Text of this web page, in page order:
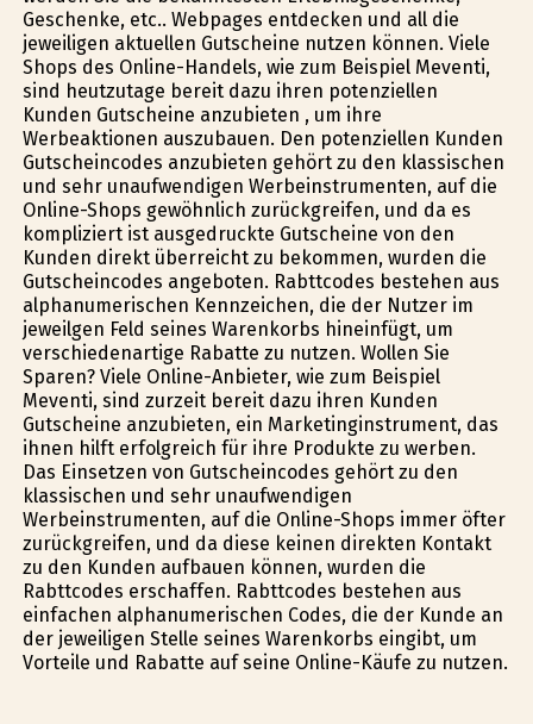
Geschenke, etc.. Webpages entdecken und all die
jeweiligen aktuellen Gutscheine nutzen können. Viele
Shops des Online-Handels, wie zum Beispiel Meventi,
sind heutzutage bereit dazu ihren potenziellen
Kunden Gutscheine anzubieten , um ihre
Werbeaktionen auszubauen. Den potenziellen Kunden
Gutscheincodes anzubieten gehört zu den klassischen
und sehr unaufwendigen Werbeinstrumenten, auf die
Online-Shops gewöhnlich zurückgreifen, und da es
kompliziert ist ausgedruckte Gutscheine von den
Kunden direkt überreicht zu bekommen, wurden die
Gutscheincodes angeboten. Rabttcodes bestehen aus
alphanumerischen Kennzeichen, die der Nutzer im
jeweilgen Feld seines Warenkorbs hineinfügt, um
verschiedenartige Rabatte zu nutzen. Wollen Sie
Sparen? Viele Online-Anbieter, wie zum Beispiel
Meventi, sind zurzeit bereit dazu ihren Kunden
Gutscheine anzubieten, ein Marketinginstrument, das
ihnen hilft erfolgreich für ihre Produkte zu werben.
Das Einsetzen von Gutscheincodes gehört zu den
klassischen und sehr unaufwendigen
Werbeinstrumenten, auf die Online-Shops immer öfter
zurückgreifen, und da diese keinen direkten Kontakt
zu den Kunden aufbauen können, wurden die
Rabttcodes erschaffen. Rabttcodes bestehen aus
einfachen alphanumerischen Codes, die der Kunde an
der jeweiligen Stelle seines Warenkorbs eingibt, um
Vorteile und Rabatte auf seine Online-Käufe zu nutzen.